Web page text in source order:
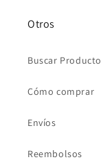
Otros
Buscar Producto
Cómo comprar
Envíos
Reembolsos